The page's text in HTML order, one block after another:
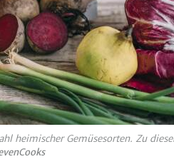
heimischer Gemüsesorten. Zu